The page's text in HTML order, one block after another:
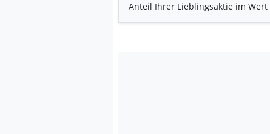
Anteil Ihrer Lieblingsaktie im Wert